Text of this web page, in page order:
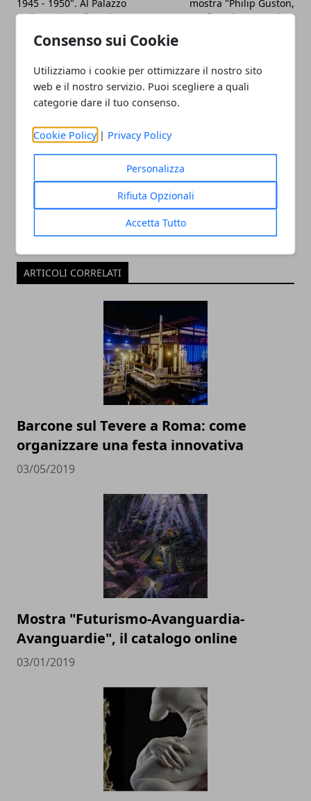
Consenso sui Cookie
Utilizziamo i cookie per ottimizzare il nostro sito
web e il nostro servizio. Puoi scegliere a quali
categorie dare il tuo consenso.
Cookie Policy | Privacy Policy
Personalizza
Rifiuta Opzionali
Accetta Tutto
1945 - 1950". Al Palazzo
della Ragione fino al 4
mostra "Philip Guston,
Roma" fino al 5 Settembre
Redazione
ARTICOLI CORRELATI
Barcone sul Tevere a Roma: come
organizzare una festa innovativa
03/05/2019
Mostra "Futurismo-Avanguardia-
Avanguardie", il catalogo online
03/01/2019